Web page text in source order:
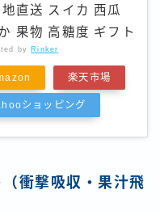
直送 スイカ 西瓜
果物 高糖度 ギフト
by Rinker
楽天市場
ショッピング
衝撃吸収・果汁飛